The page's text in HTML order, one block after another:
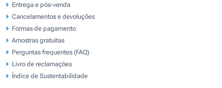
Entrega e pós-venda
Cancelamentos e devoluções
Formas de pagamento
Amostras gratuitas
Perguntas frequentes (FAQ)
Livro de reclamaçōes
Índice de Sustentabilidade